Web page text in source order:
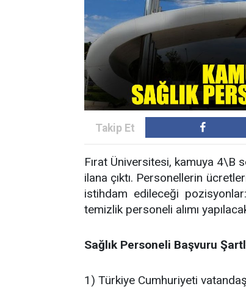
Fırat Üniversitesi, kamuya 4\B
ilana çıktı. Personellerin
istihdam edileceği
temizlik personeli alımı
Sağlık Personeli Başvuru
1) Türkiye Cumhuriyeti